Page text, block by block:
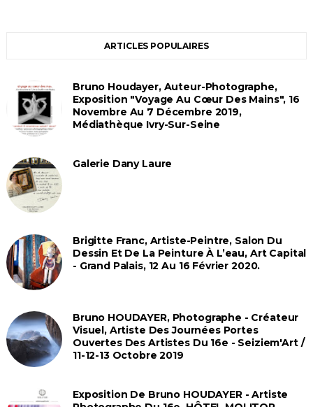
ARTICLES POPULAIRES
Bruno Houdayer, Auteur-Photographe,
Exposition "Voyage Au Cœur Des Mains", 16
Novembre Au 7 Décembre 2019,
Médiathèque Ivry-Sur-Seine
Galerie Dany Laure
Brigitte Franc, Artiste-Peintre, Salon Du
Dessin Et De La Peinture À L’eau, Art Capital
- Grand Palais, 12 Au 16 Février 2020.
Bruno HOUDAYER, Photographe - Créateur
Visuel, Artiste Des Journées Portes
Ouvertes Des Artistes Du 16e - Seiziem'Art /
11-12-13 Octobre 2019
Exposition De Bruno HOUDAYER - Artiste